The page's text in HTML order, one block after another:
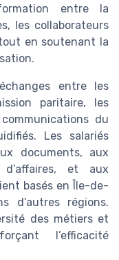
entre la
les collaborateurs
en soutenant la
entre les
paritaire, les
du
Les salariés
documents, aux
et aux
basés en Île-de-
d’autres régions.
des métiers et
l’efficacité